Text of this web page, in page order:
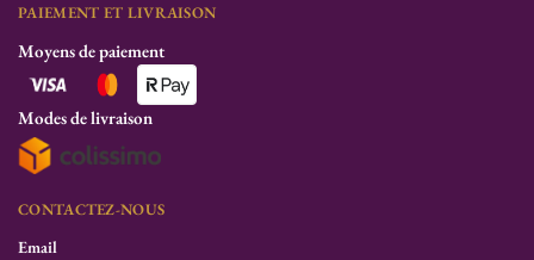
PAIEMENT ET LIVRAISON
Moyens de paiement
Modes de livraison
CONTACTEZ-NOUS
Email